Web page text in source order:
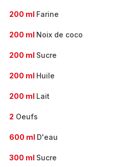
200 ml Farine
200 ml Noix de coco
200 ml Sucre
200 ml Huile
200 ml Lait
2 Oeufs
600 ml D'eau
300 ml Sucre